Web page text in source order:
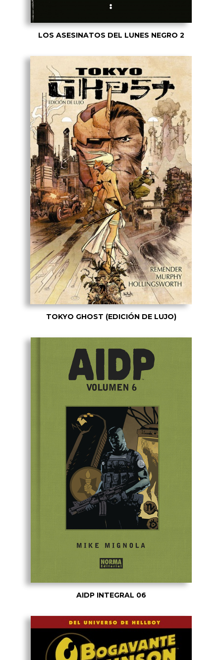
LOS ASESINATOS DEL LUNES NEGRO 2
TOKYO GHOST (EDICIÓN DE LUJO)
AIDP INTEGRAL 06